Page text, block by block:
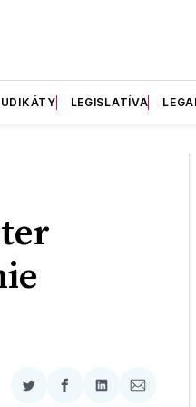
LEGISLATÍVA
ZdieľaťZdieľaťZdieľaťZdieľať